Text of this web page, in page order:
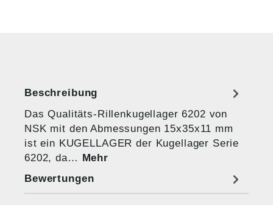
Beschreibung
Das Qualitäts-Rillenkugellager 6202 von
NSK mit den Abmessungen 15x35x11 mm
ist ein KUGELLAGER der Kugellager Serie
6202, da… Mehr
Bewertungen